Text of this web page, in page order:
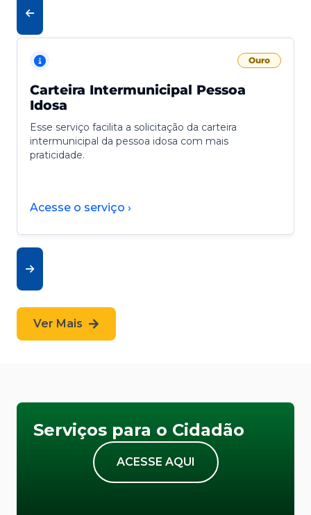
Ouro
Carteira Intermunicipal Pessoa
Idosa
Esse serviço facilita a solicitação da carteira
intermunicipal da pessoa idosa com mais
praticidade.
Acesse o serviço ›
Ver Mais
Serviços para o Cidadão
ACESSE AQUI